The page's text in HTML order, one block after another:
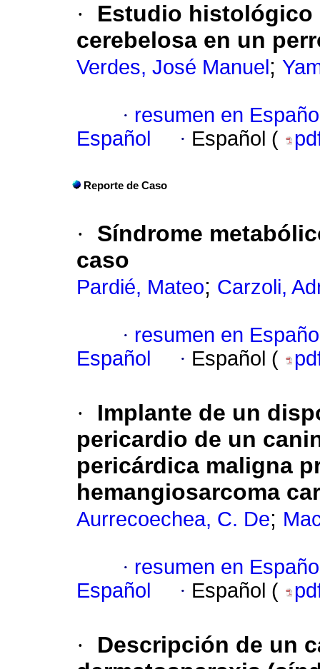
·
Estudio histológico
cerebelosa en un
Verdes, José Manuel ;
· resumen en
Español
· Español (
Reporte de Caso
·
Síndrome
caso
Pardié, Mateo; Carzoli,
· resumen en
Español
· Español (
·
Implante de un
pericardio de un
pericárdica maligna
hemangiosarcoma
Aurrecoechea, C. De;
· resumen en
Español
· Español (
·
Descripción de un